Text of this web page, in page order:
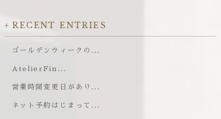
RECENT ENTRIES
ゴールデンウィークの...
AtelierFin...
営業時間変更日があり...
ネット予約はじまって...